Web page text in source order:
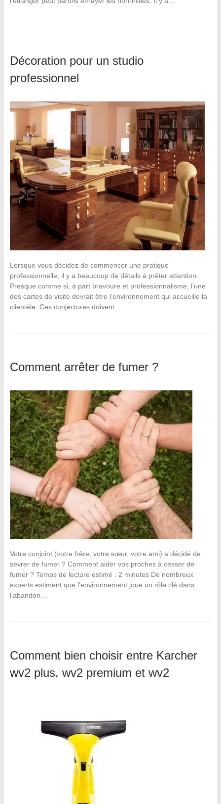
Décoration pour un studio
professionnel
Lorsque vous décidez de commencer une pratique
professionnelle, il y a beaucoup de détails à prêter attention.
Presque comme si, à part bravoure et professionnalisme, l’une
des cartes de visite devrait être l’environnement qui accueille la
clientèle. Ces conjectures doivent…
Comment arrêter de fumer ?
Votre conjoint (votre frère, votre sœur, votre ami) a décidé de
sevrer de fumer ? Comment aider vos proches à cesser de
fumer ? Temps de lecture estimé : 2 minutes De nombreux
experts estiment que l’environnement joue un rôle clé dans
l’abandon…
Comment bien choisir entre Karcher
wv2 plus, wv2 premium et wv2